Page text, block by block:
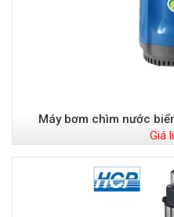
Máy bơm chìm nước
Giá